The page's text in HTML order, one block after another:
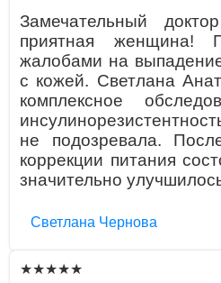
Замечательный
приятная
жалобами на
с кожей. Светлана
комплексное
не подозревала.
коррекции питания
значительно
Светлана Чернова
★★★★★